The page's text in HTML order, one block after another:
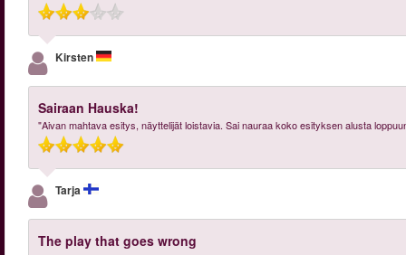
Kirsten
Sairaan Hauska!
"Aivan mahtava esitys, näyttelijät loistavia. Sai nauraa koko esityksen alusta
Tarja
The play that goes wrong